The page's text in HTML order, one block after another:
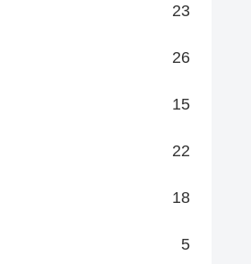
23
26
15
22
18
5